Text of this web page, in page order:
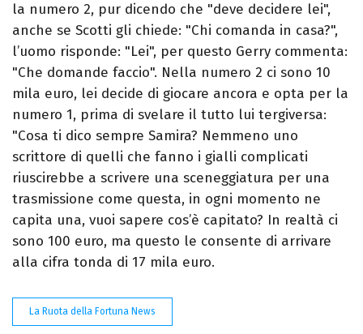
la numero 2, pur dicendo che "deve decidere lei",
anche se Scotti gli chiede: "Chi comanda in casa?",
l’uomo risponde: "Lei", per questo Gerry commenta:
"Che domande faccio". Nella numero 2 ci sono 10
mila euro, lei decide di giocare ancora e opta per la
numero 1, prima di svelare il tutto lui tergiversa:
"Cosa ti dico sempre Samira? Nemmeno uno
scrittore di quelli che fanno i gialli complicati
riuscirebbe a scrivere una sceneggiatura per una
trasmissione come questa, in ogni momento ne
capita una, vuoi sapere cos’è capitato? In realtà ci
sono 100 euro, ma questo le consente di arrivare
alla cifra tonda di 17 mila euro.
La Ruota della Fortuna News